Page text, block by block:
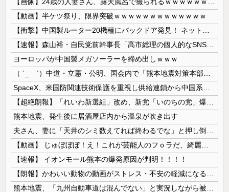
【動画】半ケツ祭り、限界突破ｗｗｗｗｗｗｗｗｗｗｗｗｗ
ヨーロッパが中国製メガソーラーを締め出しｗｗｗ
熊本地震、発生後に居酒屋店内から温泉が吹き出す
【速報】 イオンモール熊本の爆発原因が判明！！！！